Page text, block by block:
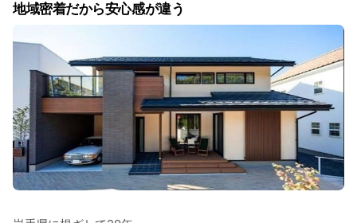
性や間取りの設計・提案力に高いご評価を頂いていますが、何
よりも当社が自信を持っているのは、社員の “お客様を想う気
持ち” です。
家づくりには、営業スタッフだけでなく、設計士、ＣＡＤオペ
レーター、工事の現場監督、実際に施工を行う大工など、非常
に多くのスタッフが関わりますが、地元出身者のスタッフ一人
一人が、お客様のためを第一に想い、行動出来ているからこ
そ、満足度の高い家づくりが実現しているのです。もちろん、
こうした考えの会社ですから、しつこい営業は一切致しません
のでご安心下さい。
地域密着だから安心感が違う